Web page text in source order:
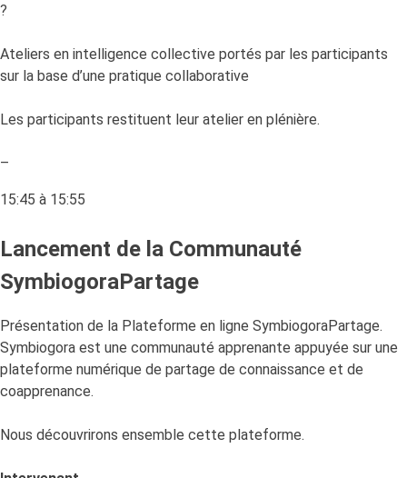
?
Ateliers en intelligence collective portés par les participants
sur la base d’une pratique collaborative
Les participants restituent leur atelier en plénière.
–
15:45 à 15:55
Lancement de la Communauté
SymbiogoraPartage
Présentation de la Plateforme en ligne SymbiogoraPartage.
Symbiogora est une communauté apprenante appuyée sur une
plateforme numérique de partage de connaissance et de
coapprenance.
Nous découvrirons ensemble cette plateforme.